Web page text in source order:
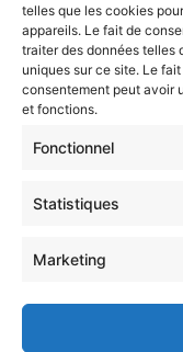
telles que les cookies
appareils. Le fait de
traiter des données telles
uniques sur ce site. Le
consentement peut avoir
et fonctions.
Fonctionnel
Statistiques
Marketing
Newsletter
votre